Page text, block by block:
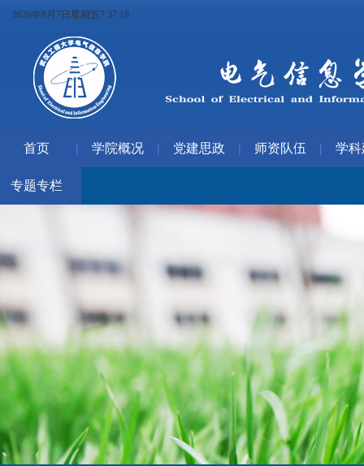
2026年8月7日星期五7:37:19
首页 | 学院概况 | 党建思政 | 师资队伍 | 学
专题专栏